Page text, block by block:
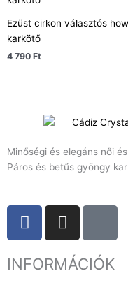
Ezüst cirkon választós
karkötő
4 790 Ft
Minőségi és elegáns női
Páros és betűs gyöngy
F
a
e
I
n
t
t
INFORMÁCIÓK